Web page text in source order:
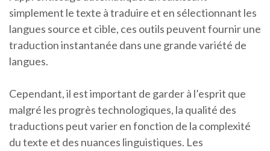
simplement le texte à traduire et en sélectionnant les
langues source et cible, ces outils peuvent fournir une
traduction instantanée dans une grande variété de
langues.
Cependant, il est important de garder à l’esprit que
malgré les progrès technologiques, la qualité des
traductions peut varier en fonction de la complexité
du texte et des nuances linguistiques. Les